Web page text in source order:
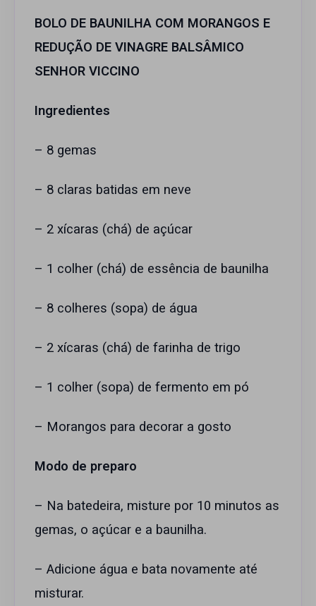
BOLO DE BAUNILHA COM MORANGOS E
REDUÇÃO DE VINAGRE BALSÂMICO
SENHOR VICCINO
Ingredientes
– 8 gemas
– 8 claras batidas em neve
– 2 xícaras (chá) de açúcar
– 1 colher (chá) de essência de baunilha
– 8 colheres (sopa) de água
– 2 xícaras (chá) de farinha de trigo
– 1 colher (sopa) de fermento em pó
– Morangos para decorar a gosto
Modo de preparo
– Na batedeira, misture por 10 minutos as
gemas, o açúcar e a baunilha.
– Adicione água e bata novamente até
misturar.